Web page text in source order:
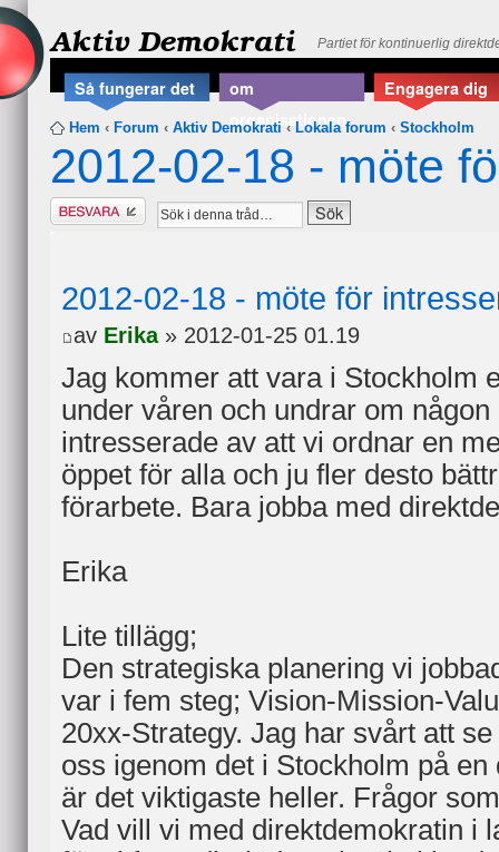
Aktiv Demokrati Partiet för kontinuerlig
Så fungerar det
om
organisationen
Engagera dig
Hem ‹ Forum ‹ Aktiv Demokrati ‹ Lokala forum ‹ Stockholm
2012-02-18 - möte
Besvara
2012-02-18 - möte för
av Erika» 2012-01-25 01.19
Jag kommer att vara i Stockholm
under våren och undrar om
intresserade av att vi ordnar en
öppet för alla och ju fler desto
förarbete. Bara jobba med
Erika
Lite tillägg;
Den strategiska planering vi
var i fem steg; Vision-Mission-
20xx-Strategy. Jag har svårt att
oss igenom det i Stockholm på
är det viktigaste heller. Frågor
Vad vill vi med direktdemokratin i